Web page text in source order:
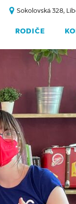
RODIČE
Sokolovská 328,